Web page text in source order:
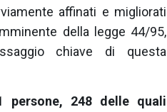
affinati e migliorati
della legge 44/95,
chiave di questa
persone, 248 delle quali